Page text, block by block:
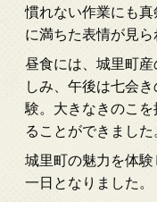
慣れない作業にも
に満ちた表情が見ら
昼食には、城里町
しみ、午後は七会
験。大きなきのこ
ることができました
城里町の魅力を体
一日となりました。